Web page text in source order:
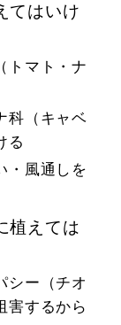
てはいけ
トマト・ナ
科（キャベ
る
・風通しを
植えては
シー（チオ
害するから